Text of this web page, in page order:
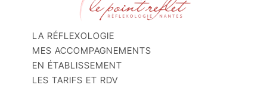
LA RÉFLEXOLOGIE
MES ACCOMPAGNEMENTS
EN ÉTABLISSEMENT
LES TARIFS ET RDV